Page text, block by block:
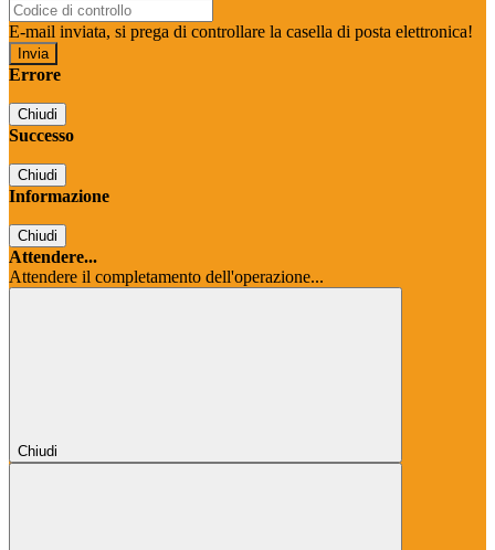
E-mail inviata, si prega di controllare la casella di posta elettronica!
Errore
Chiudi
Successo
Chiudi
Informazione
Chiudi
Attendere...
Attendere il completamento dell'operazione...
Chiudi